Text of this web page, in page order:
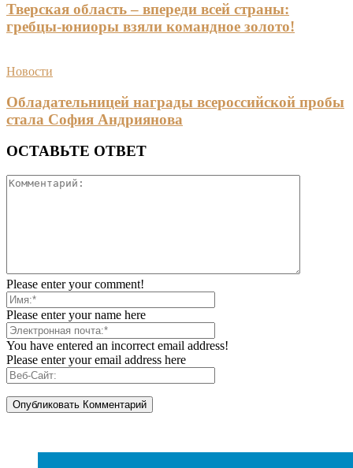
Тверская область – впереди всей страны:
гребцы-юниоры взяли командное золото!
Новости
Обладательницей награды всероссийской пробы
стала София Андриянова
ОСТАВЬТЕ ОТВЕТ
Please enter your comment!
Please enter your name here
You have entered an incorrect email address!
Please enter your email address here